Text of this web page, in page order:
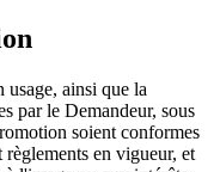
ainsi que la
par le Demandeur, sous
soient conformes
en vigueur, et